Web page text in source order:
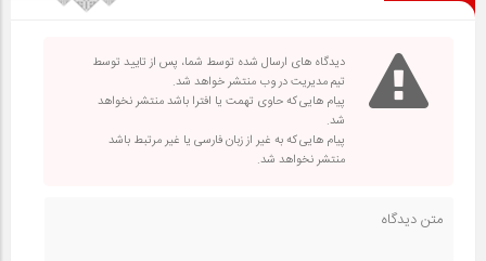
دیدگاه های ارسال شده توسط شما، پس از تایید توسط
تیم مدیریت در وب منتشر خواهد شد.
پیام هایی که حاوی تهمت یا افترا باشد منتشر نخواهد
شد.
پیام هایی که به غیر از زبان فارسی یا غیر مرتبط باشد
منتشر نخواهد شد.